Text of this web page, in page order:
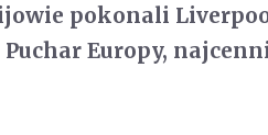
pokonali
Europy,